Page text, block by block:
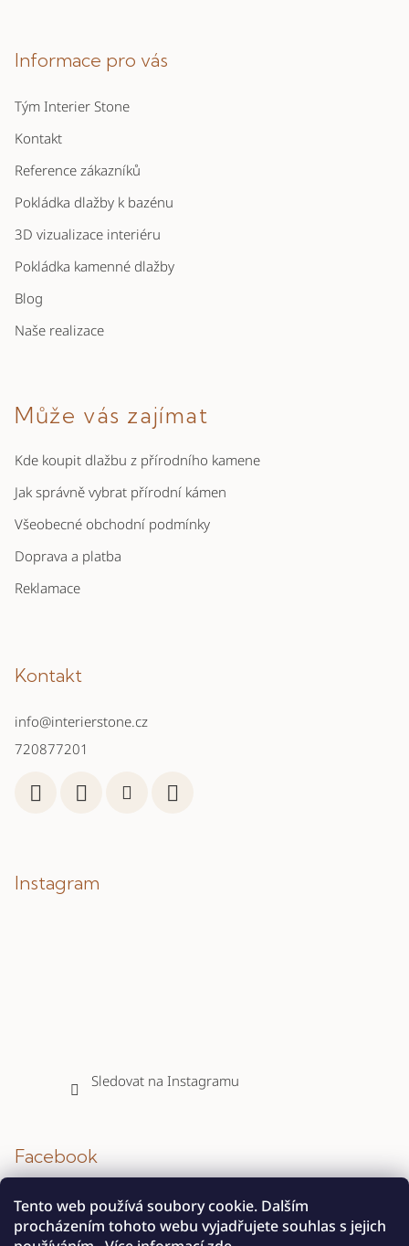
Tento web používá soubory cookie. Dalším
procházením tohoto webu vyjadřujete souhlas s jejich
Informace pro vás
Tým Interier Stone
Kontakt
Reference zákazníků
Pokládka dlažby k bazénu
3D vizualizace interiéru
Pokládka kamenné dlažby
Blog
Naše realizace
Může vás zajímat
Kde koupit dlažbu z přírodního kamene
Jak správně vybrat přírodní kámen
Všeobecné obchodní podmínky
Doprava a platba
Reklamace
Kontakt
info@interierstone.cz
720877201
Instagram
Sledovat na Instagramu
Facebook